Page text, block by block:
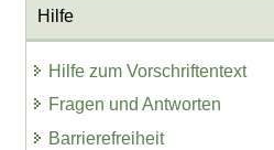
Hilfe
Hilfe zum Vorschriftentext
Fragen und Antworten
Barrierefreiheit